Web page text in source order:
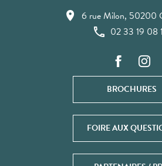
6 rue Milon, 50200
02 33 19 08
BROCHURES
FOIRE AUX